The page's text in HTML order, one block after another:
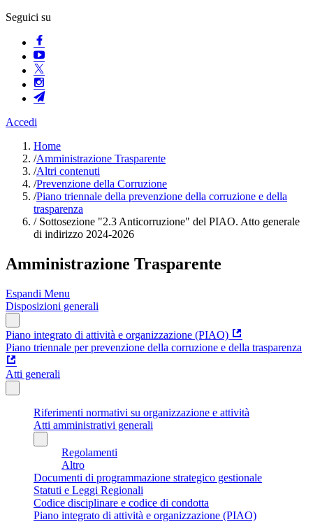
Seguici su
Accedi
Home
/Amministrazione Trasparente
/Altri contenuti
/Prevenzione della Corruzione
/Piano triennale della prevenzione della corruzione e della
trasparenza
/Sottosezione "2.3 Anticorruzione" del PIAO. Atto generale
di indirizzo 2024-2026
Amministrazione Trasparente
Espandi Menu
Disposizioni generali
Piano integrato di attività e organizzazione (PIAO)
Piano triennale per prevenzione della corruzione e della trasparenza
Atti generali
Riferimenti normativi su organizzazione e attività
Atti amministrativi generali
Regolamenti
Altro
Documenti di programmazione strategico gestionale
Statuti e Leggi Regionali
Codice disciplinare e codice di condotta
Piano integrato di attività e organizzazione (PIAO)